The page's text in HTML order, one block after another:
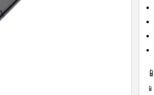
📱
📱